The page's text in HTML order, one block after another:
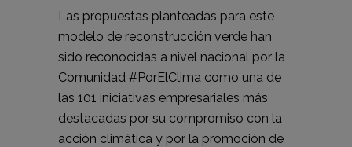
Las propuestas planteadas para este
modelo de reconstrucción verde han
sido reconocidas a nivel nacional por la
Comunidad #PorElClima como una de
las 101 iniciativas empresariales más
destacadas por su compromiso con la
acción climática y por la promoción de